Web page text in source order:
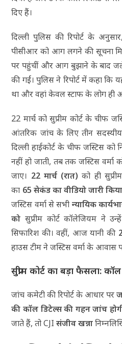
दिए हैं।
दिल्ली पुलिस की रिपोर्ट के
पीसीआर को आग लगने की सूचना
पर पहुंचीं और आग बुझाने के बाद जले
की गईं। पुलिस ने रिपोर्ट में कहा कि
था और वहां केवल स्टाफ के लोग
22 मार्च को सुप्रीम कोर्ट के चीफ
आंतरिक जांच के लिए तीन सदस्यीय
दिल्ली हाईकोर्ट के चीफ जस्टिस को
नहीं हो जाती, तब तक जस्टिस वर्मा
जाए। 22 मार्च (रात)को ही
का 65 सेकंड का वीडियो जारी
जस्टिस वर्मा से सभी न्यायिक
को सुप्रीम कोर्ट कॉलेजियम ने
सिफारिश की। वहीं, आज यानी की
हाउस टीम ने जस्टिस वर्मा के आवास
सुप्रीम कोर्ट का बड़ा फैसला:
जांच कमेटी की रिपोर्ट के आधार पर
की कॉल डिटेल्स की गहन जांच
जाते हैं, तो CJIसंजीव खन्ना